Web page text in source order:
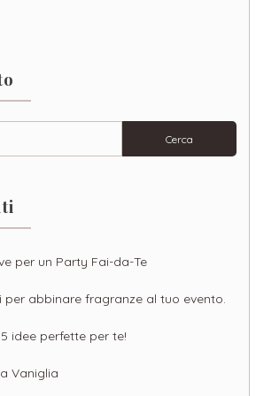
Cerca
per un Party Fai-da-Te
per abbinare fragranze al tuo evento.
idee perfette per te!
Vaniglia